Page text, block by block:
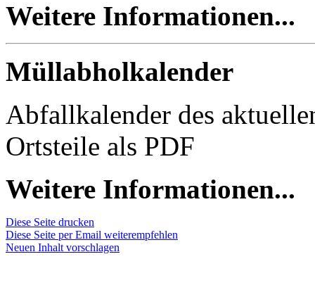
Weitere Informationen...
Müllabholkalender
Abfallkalender des
Ortsteile als PDF
Weitere Informationen...
Diese Seite drucken
Diese Seite per Email weiterempfehlen
Neuen Inhalt vorschlagen